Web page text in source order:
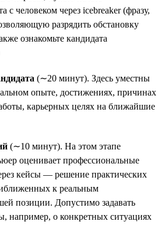
с человеком через icebreaker (фразу,
разрядить обстановку
ознакомьте кандидата
(∼20 минут). Здесь уместны
опыте, достижениях, причинах
карьерных целях на ближайшие
(∼10 минут). На этом этапе
оценивает профессиональные
кейсы — решение практических
к реальным
позиции. Допустимо задавать
например, о конкретных ситуациях